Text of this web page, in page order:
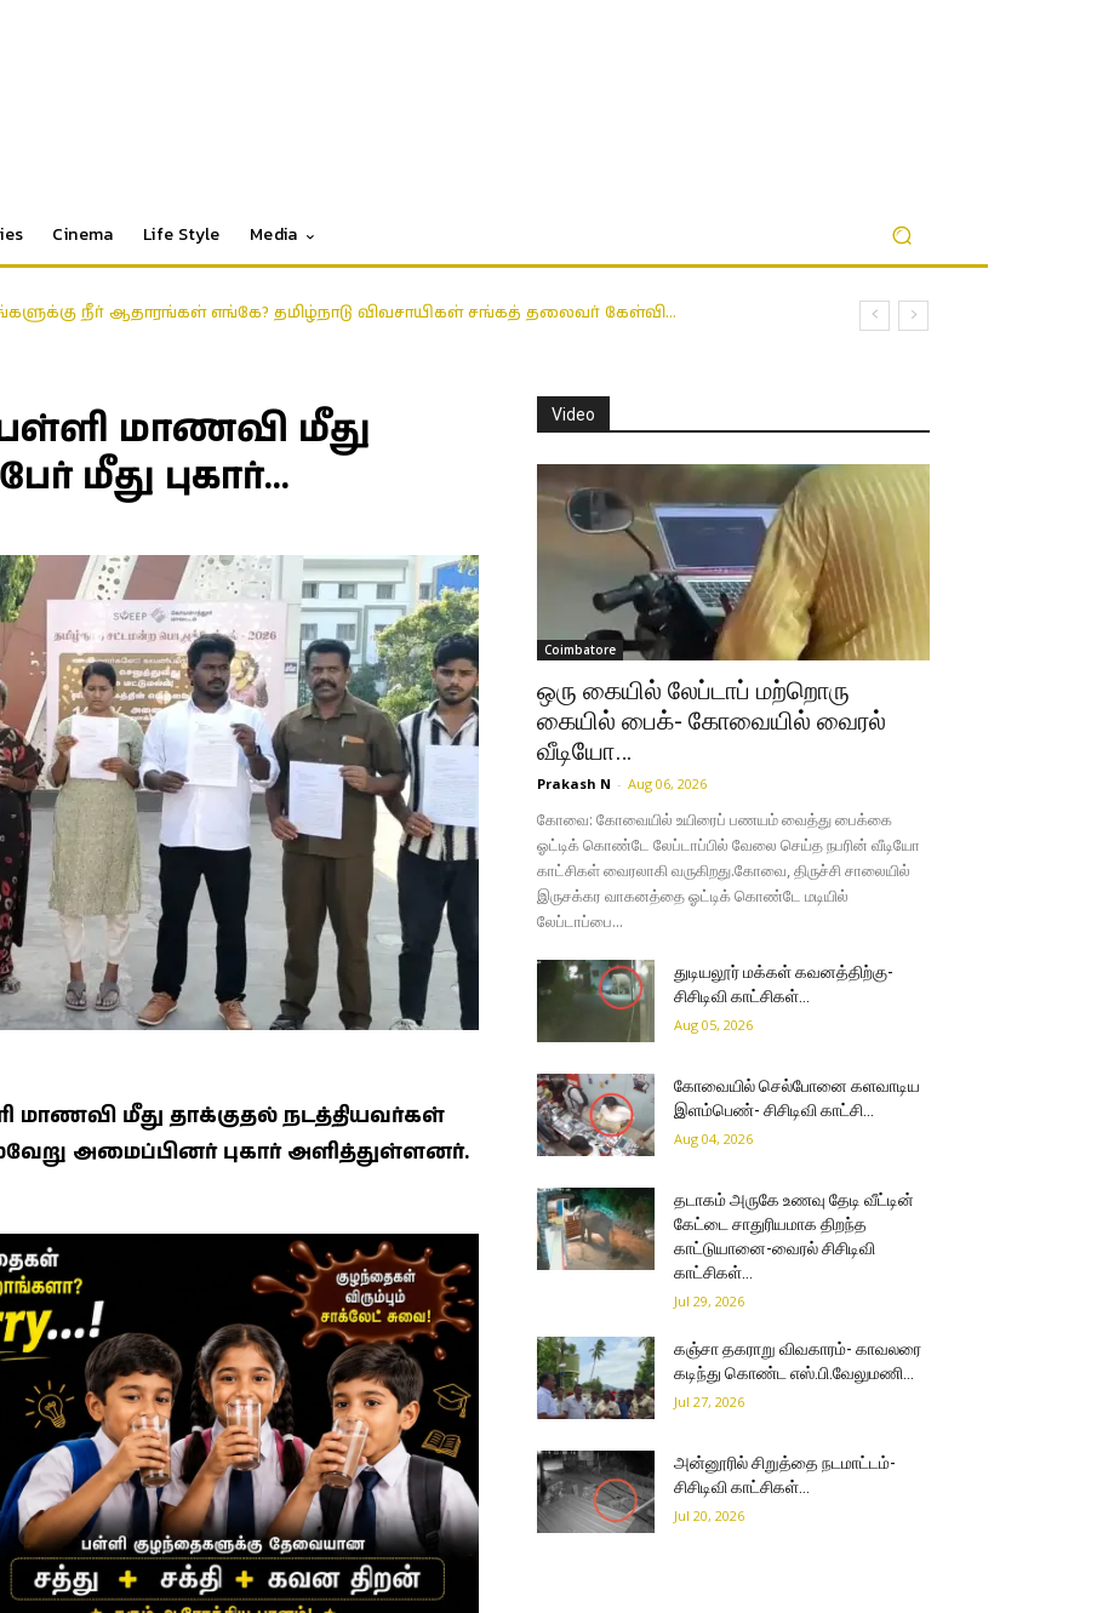
Cinema Life Style Media
நீர் ஆதாரங்கள் எங்கே? தமிழ்நாடு விவசாயிகள் சங்கத் தலைவர் கேள்வி…
மாணவி மீது
மீது புகார்…
மீது தாக்குதல் நடத்தியவர்கள்
அமைப்பினர் புகார் அளித்துள்ளனர்.
Video
Coimbatore
ஒரு கையில் லேப்டாப் மற்றொரு
கையில் பைக்- கோவையில் வைரல்
வீடியோ…
Prakash N - Aug 06, 2026
கோவை: கோவையில் உயிரைப் பணயம் வைத்து பைக்கை
ஓட்டிக் கொண்டே லேப்டாப்பில் வேலை செய்த நபரின் வீடியோ
காட்சிகள் வைரலாகி வருகிறது. ​கோவை, திருச்சி சாலையில்
இருசக்கர வாகனத்தை ஓட்டிக் கொண்டே மடியில்
லேப்டாப்பை...
துடியலூர் மக்கள் கவனத்திற்கு-
சிசிடிவி காட்சிகள்…
Aug 05, 2026
கோவையில் செல்போனை களவாடிய
இளம்பெண்- சிசிடிவி காட்சி…
Aug 04, 2026
தடாகம் அருகே உணவு தேடி வீட்டின்
கேட்டை சாதுரியமாக திறந்த
காட்டுயானை-வைரல் சிசிடிவி
காட்சிகள்…
Jul 29, 2026
கஞ்சா தகராறு விவகாரம்- காவலரை
கடிந்து கொண்ட எஸ்.பி.வேலுமணி…
Jul 27, 2026
அன்னூரில் சிறுத்தை நடமாட்டம்-
சிசிடிவி காட்சிகள்…
Jul 20, 2026